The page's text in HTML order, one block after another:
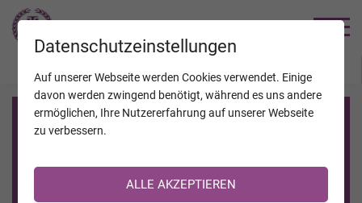
Registrierung auf TrauerHilfe.it
Sie sind noch nicht auf TrauerHilfe.it registriert?
>> zur kostenlosen Registrierung <<
Datenschutzeinstellungen
Auf unserer Webseite werden Cookies verwendet. Einige
davon werden zwingend benötigt, während es uns andere
ermöglichen, Ihre Nutzererfahrung auf unserer Webseite
zu verbessern.
ALLE AKZEPTIEREN
JAHRESTAGE KALENDER VERSTORBENE